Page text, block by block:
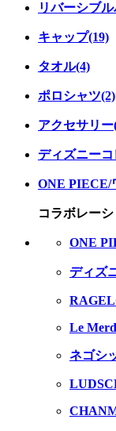
リバーシブ
キャップ(19)
タオル(4)
ポロシャツ(2)
アクセサリー
ディズニー
ONE PIECE/
コラボレー
ONE
ディズ
Le
ネゴシ